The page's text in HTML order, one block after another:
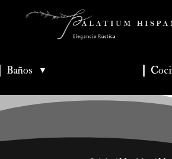
Baños ▼